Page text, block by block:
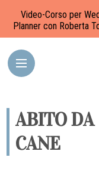
ABITO DA
CANE
Video-Corso per
Planner con Roberta